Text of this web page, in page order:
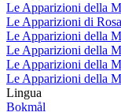
Le Apparizioni della
Le Apparizioni di
Le Apparizioni della
Le Apparizioni della
Le Apparizioni della
Le Apparizioni della
Lingua
Bokmål